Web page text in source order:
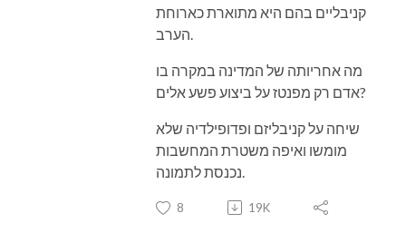
קניבליים בהם היא מתוארת כארוחת
הערב.
מה אחריותה של המדינה במקרה בו
אדם רק מפנטז על ביצוע פשע אלים?
שיחה על קניבליזם ופדופילדיה שלא
מומשו ואיפה משטרת המחשבות
נכנסת לתמונה.
8 19K